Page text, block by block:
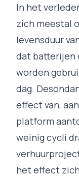
In het
zich meestal
levensduur
dat batterijen
worden
dag.
effect van,
platform
weinig cycli
het effect